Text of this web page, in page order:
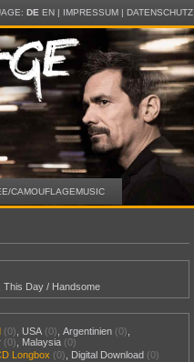
DE EN| IMPRESSUM| DATENSCHUTZ
CAMOUFLAGEMUSIC
,This Day / Handsome
(0) USA (0) ,Argentinien (0)
(0) Malaysia (0)
Longbox (0) Digital Download (0)